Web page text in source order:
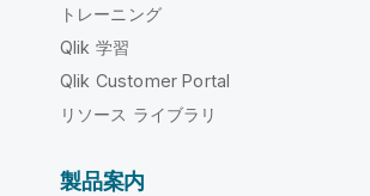
トレーニング
Qlik 学習
Qlik Customer Portal
リソース ライブラリ
製品案内